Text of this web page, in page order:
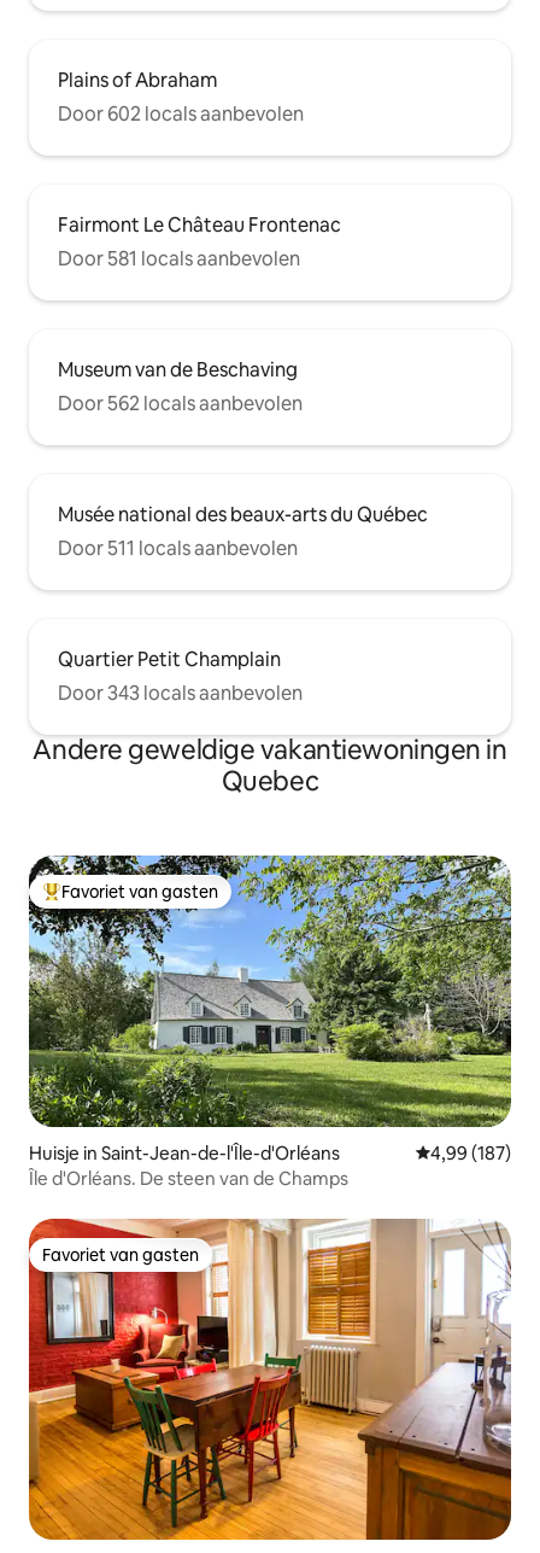
Plains of Abraham
Door 602 locals aanbevolen
Fairmont Le Château Frontenac
Door 581 locals aanbevolen
Museum van de Beschaving
Door 562 locals aanbevolen
Musée national des beaux-arts du Québec
Door 511 locals aanbevolen
Quartier Petit Champlain
Door 343 locals aanbevolen
Andere geweldige vakantiewoningen in
Quebec
Topfavoriet van gasten
Favoriet van gasten
Huisje in Saint-Jean-de-l'Île-d'Orléans Gemiddelde
4,99 (187)
Île d'Orléans. De steen van de Champs
Favoriet van gasten
Favoriet van gasten